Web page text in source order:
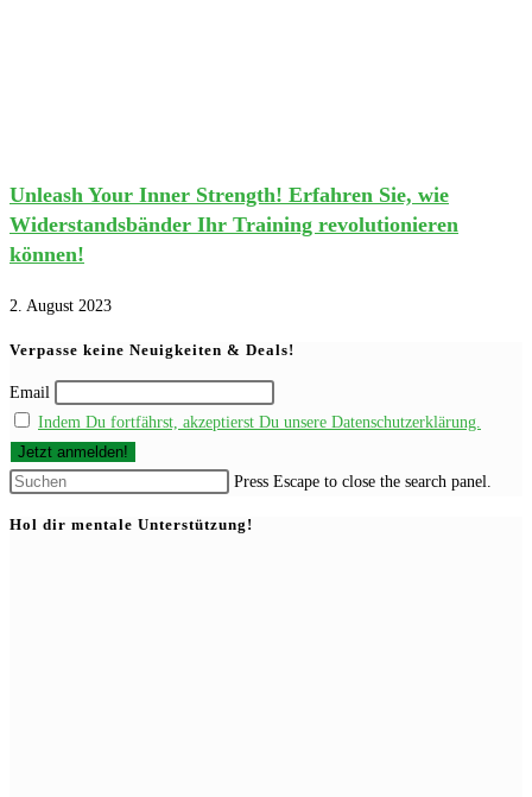
Unleash Your Inner Strength! Erfahren Sie, wie
Widerstandsbänder Ihr Training revolutionieren
können!
2. August 2023
Verpasse keine Neuigkeiten & Deals!
Email
Indem Du fortfährst, akzeptierst Du unsere Datenschutzerklärung.
Press Escape to close the search panel.
Hol dir mentale Unterstützung!